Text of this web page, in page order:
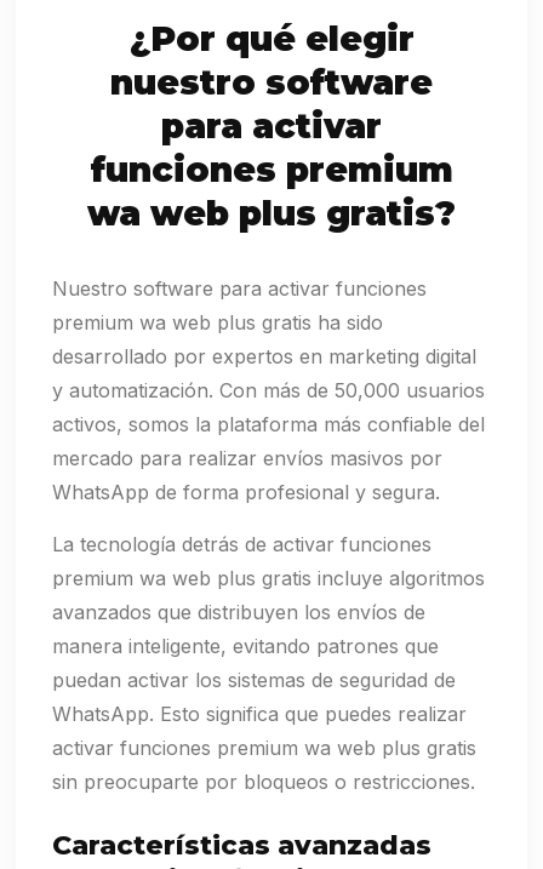
¿Por qué elegir
nuestro software
para activar
funciones premium
wa web plus gratis?
Nuestro software para activar funciones
premium wa web plus gratis ha sido
desarrollado por expertos en marketing digital
y automatización. Con más de 50,000 usuarios
activos, somos la plataforma más confiable del
mercado para realizar envíos masivos por
WhatsApp de forma profesional y segura.
La tecnología detrás de activar funciones
premium wa web plus gratis incluye algoritmos
avanzados que distribuyen los envíos de
manera inteligente, evitando patrones que
puedan activar los sistemas de seguridad de
WhatsApp. Esto significa que puedes realizar
activar funciones premium wa web plus gratis
sin preocuparte por bloqueos o restricciones.
Características avanzadas